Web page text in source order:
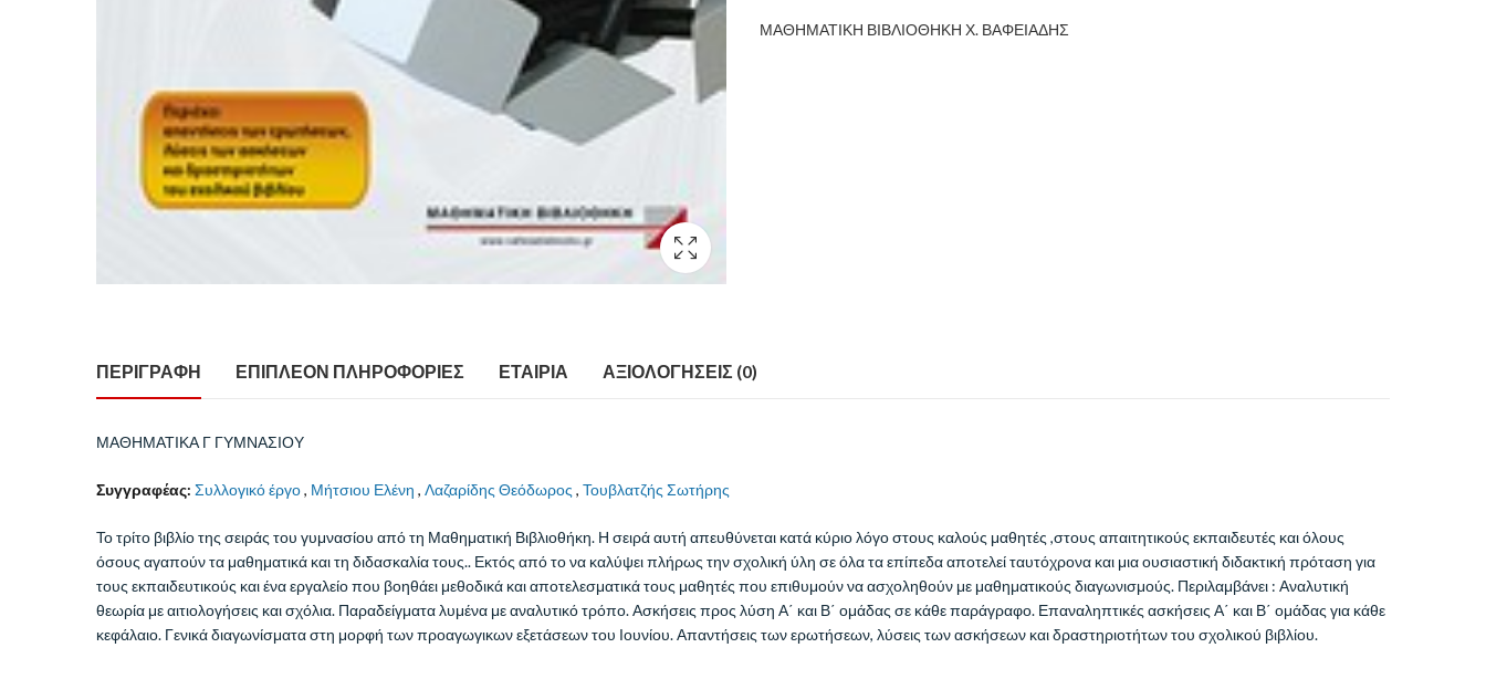
ΜΑΘΗΜΑΤΙΚΗ ΒΙΒΛΙΟΘΗΚΗ Χ. ΒΑΦΕΙΑΔΗΣ
ΠΕΡΙΓΡΑΦΉ ΕΠΙΠΛΈΟΝ ΠΛΗΡΟΦΟΡΊΕΣ ΕΤΑΙΡΊΑ ΑΞΙΟΛΟΓΉΣΕΙΣ (0)
ΜΑΘΗΜΑΤΙΚΑ Γ ΓΥΜΝΑΣΙΟΥ
Συγγραφέας: Συλλογικό έργο, Μήτσιου Ελένη , Λαζαρίδης Θεόδωρος , Τουβλατζής Σωτήρης
Το τρίτο βιβλίο της σειράς του γυμνασίου από τη Μαθηματική Βιβλιοθήκη. Η σειρά αυτή απευθύνεται κατά κύριο λόγο στους καλούς μαθητές ,στους απαιτητικούς εκπαιδευτές και όλους
όσους αγαπούν τα μαθηματικά και τη διδασκαλία τους.. Εκτός από το να καλύψει πλήρως την σχολική ύλη σε όλα τα επίπεδα αποτελεί ταυτόχρονα και μια ουσιαστική διδακτική πρόταση για
τους εκπαιδευτικούς και ένα εργαλείο που βοηθάει μεθοδικά και αποτελεσματικά τους μαθητές που επιθυμούν να ασχοληθούν με μαθηματικούς διαγωνισμούς. Περιλαμβάνει : Αναλυτική
θεωρία με αιτιολογήσεις και σχόλια. Παραδείγματα λυμένα με αναλυτικό τρόπο. Ασκήσεις προς λύση Α΄ και Β΄ ομάδας σε κάθε παράγραφο. Επαναληπτικές ασκήσεις Α΄ και Β΄ ομάδας για κάθε
κεφάλαιο. Γενικά διαγωνίσματα στη μορφή των προαγωγικων εξετάσεων του Ιουνίου. Απαντήσεις των ερωτήσεων, λύσεις των ασκήσεων και δραστηριοτήτων του σχολικού βιβλίου.